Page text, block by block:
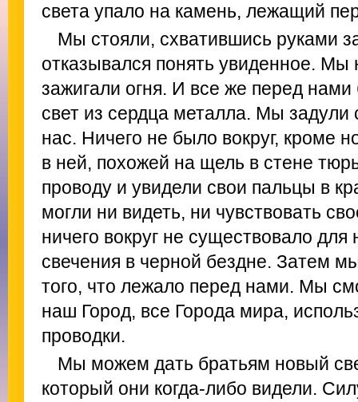
света упало на камень, лежащий
Мы стояли, схватившись руками
отказывался понять увиденное. Мы
зажигали огня. И все же перед нами
свет из сердца металла. Мы задули
нас. Ничего не было вокруг, кроме
в ней, похожей на щель в стене
проводу и увидели свои пальцы в
могли ни видеть, ни чувствовать
ничего вокруг не существовало для
свечения в черной бездне. Затем
того, что лежало перед нами. Мы
наш Город, все Города мира,
проводки.
Мы можем дать братьям новый
который они когда-либо видели.